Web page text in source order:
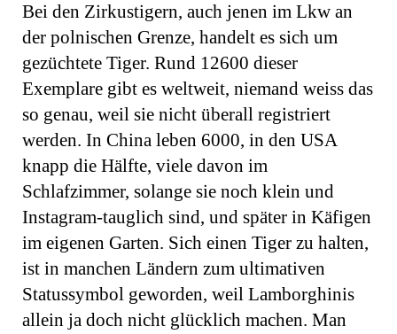
Bei den Zirkustigern, auch jenen im Lkw an
der polnischen Grenze, handelt es sich um
gezüchtete Tiger. Rund 12600 dieser
Exemplare gibt es weltweit, niemand weiss das
so genau, weil sie nicht überall registriert
werden. In China leben 6000, in den USA
knapp die Hälfte, viele davon im
Schlafzimmer, solange sie noch klein und
Instagram-tauglich sind, und später in Käfigen
im eigenen Garten. Sich einen Tiger zu halten,
ist in manchen Ländern zum ultimativen
Statussymbol geworden, weil Lamborghinis
allein ja doch nicht glücklich machen. Man